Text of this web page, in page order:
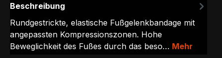
Beschreibung
Rundgestrickte, elastische Fußgelenkbandage mit
angepassten Kompressionszonen. Hohe
Beweglichkeit des Fußes durch das beso… Mehr